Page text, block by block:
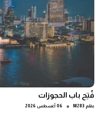
فُتِح باب الحجوزات
بقلم M283
● 06 أغسطس 2026